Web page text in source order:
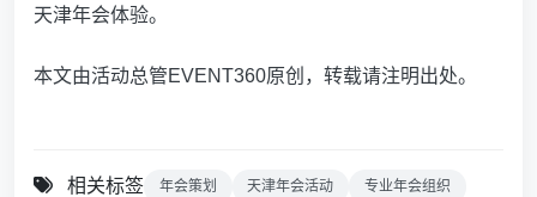
天津年会体验。
本文由活动总管EVENT360原创，转载请注明出处。
相关标签 年会策划 天津年会活动 专业年会组织